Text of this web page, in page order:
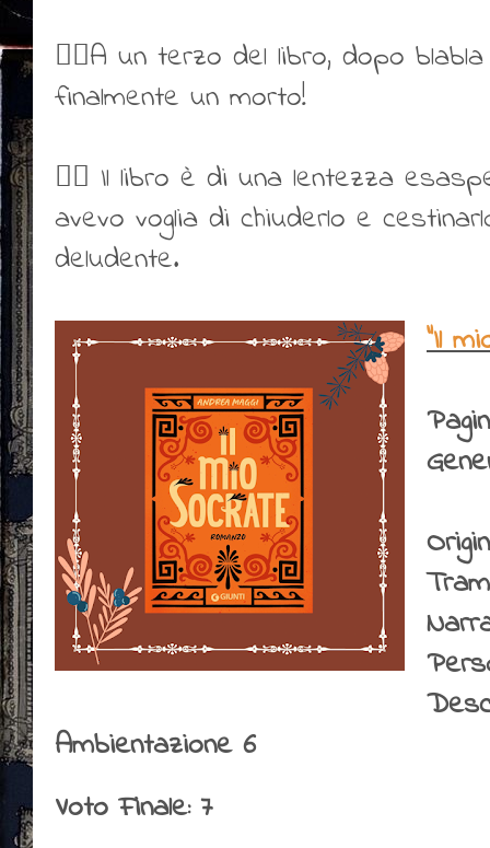
👎🏻A un terzo del libro, dopo
finalmente un morto!
👎🏻 Il libro è di una lentezza
avevo voglia di chiuderlo e
deludente.
"Il
Ambientazione 6
Voto Finale: 7